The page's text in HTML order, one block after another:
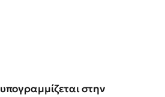
υπογραμμίζεται στην